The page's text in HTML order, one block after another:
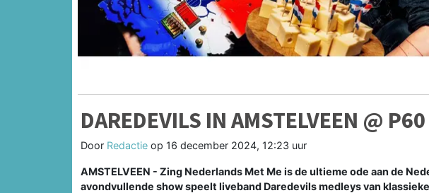
DAREDEVILS IN AMSTELVEEN @
Door Redactie op 16 december 2024, 12:23 uur
AMSTELVEEN - Zing Nederlands Met Me is de ultieme ode aan de
avondvullende show speelt liveband Daredevils medleys van